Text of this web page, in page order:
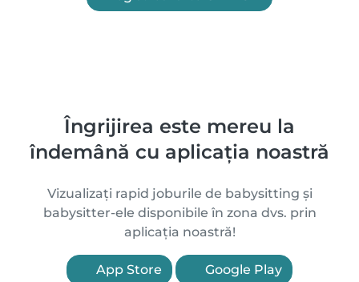
Îngrijirea este mereu la
îndemână cu aplicația noastră
Vizualizați rapid joburile de babysitting și
babysitter-ele disponibile în zona dvs. prin
aplicația noastră!
App Store Google Play